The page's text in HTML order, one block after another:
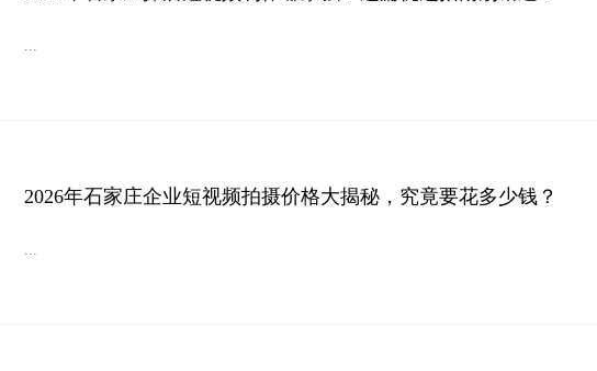
2026年石家庄企业短视频拍摄价格大揭秘，究竟要花多少钱？